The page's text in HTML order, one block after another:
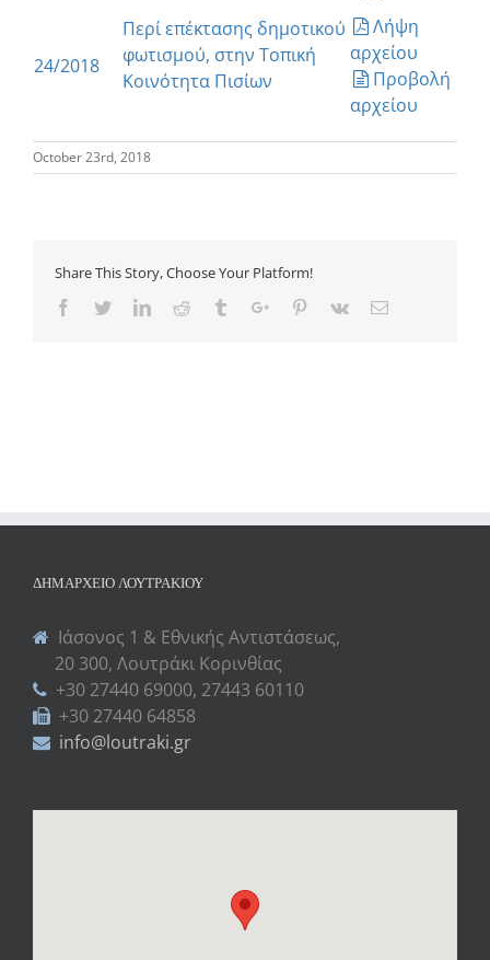
24/2018
Περί επέκτασης δημοτικού
φωτισμού, στην Τοπική
Κοινότητα Πισίων
Λήψη
αρχείου
Προβολή
αρχείου
October 23rd, 2018
Share This Story, Choose Your Platform!
Facebook
TwitterLinkedinReddit TumblrGoogle+Pinterest
Vk Email
ΔΗΜΑΡΧΕΊΟ ΛΟΥΤΡΑΚΊΟΥ
Ιάσονος 1 & Εθνικής Αντιστάσεως,
20 300, Λουτράκι Κορινθίας
+30 27440 69000, 27443 60110
+30 27440 64858
info@loutraki.gr